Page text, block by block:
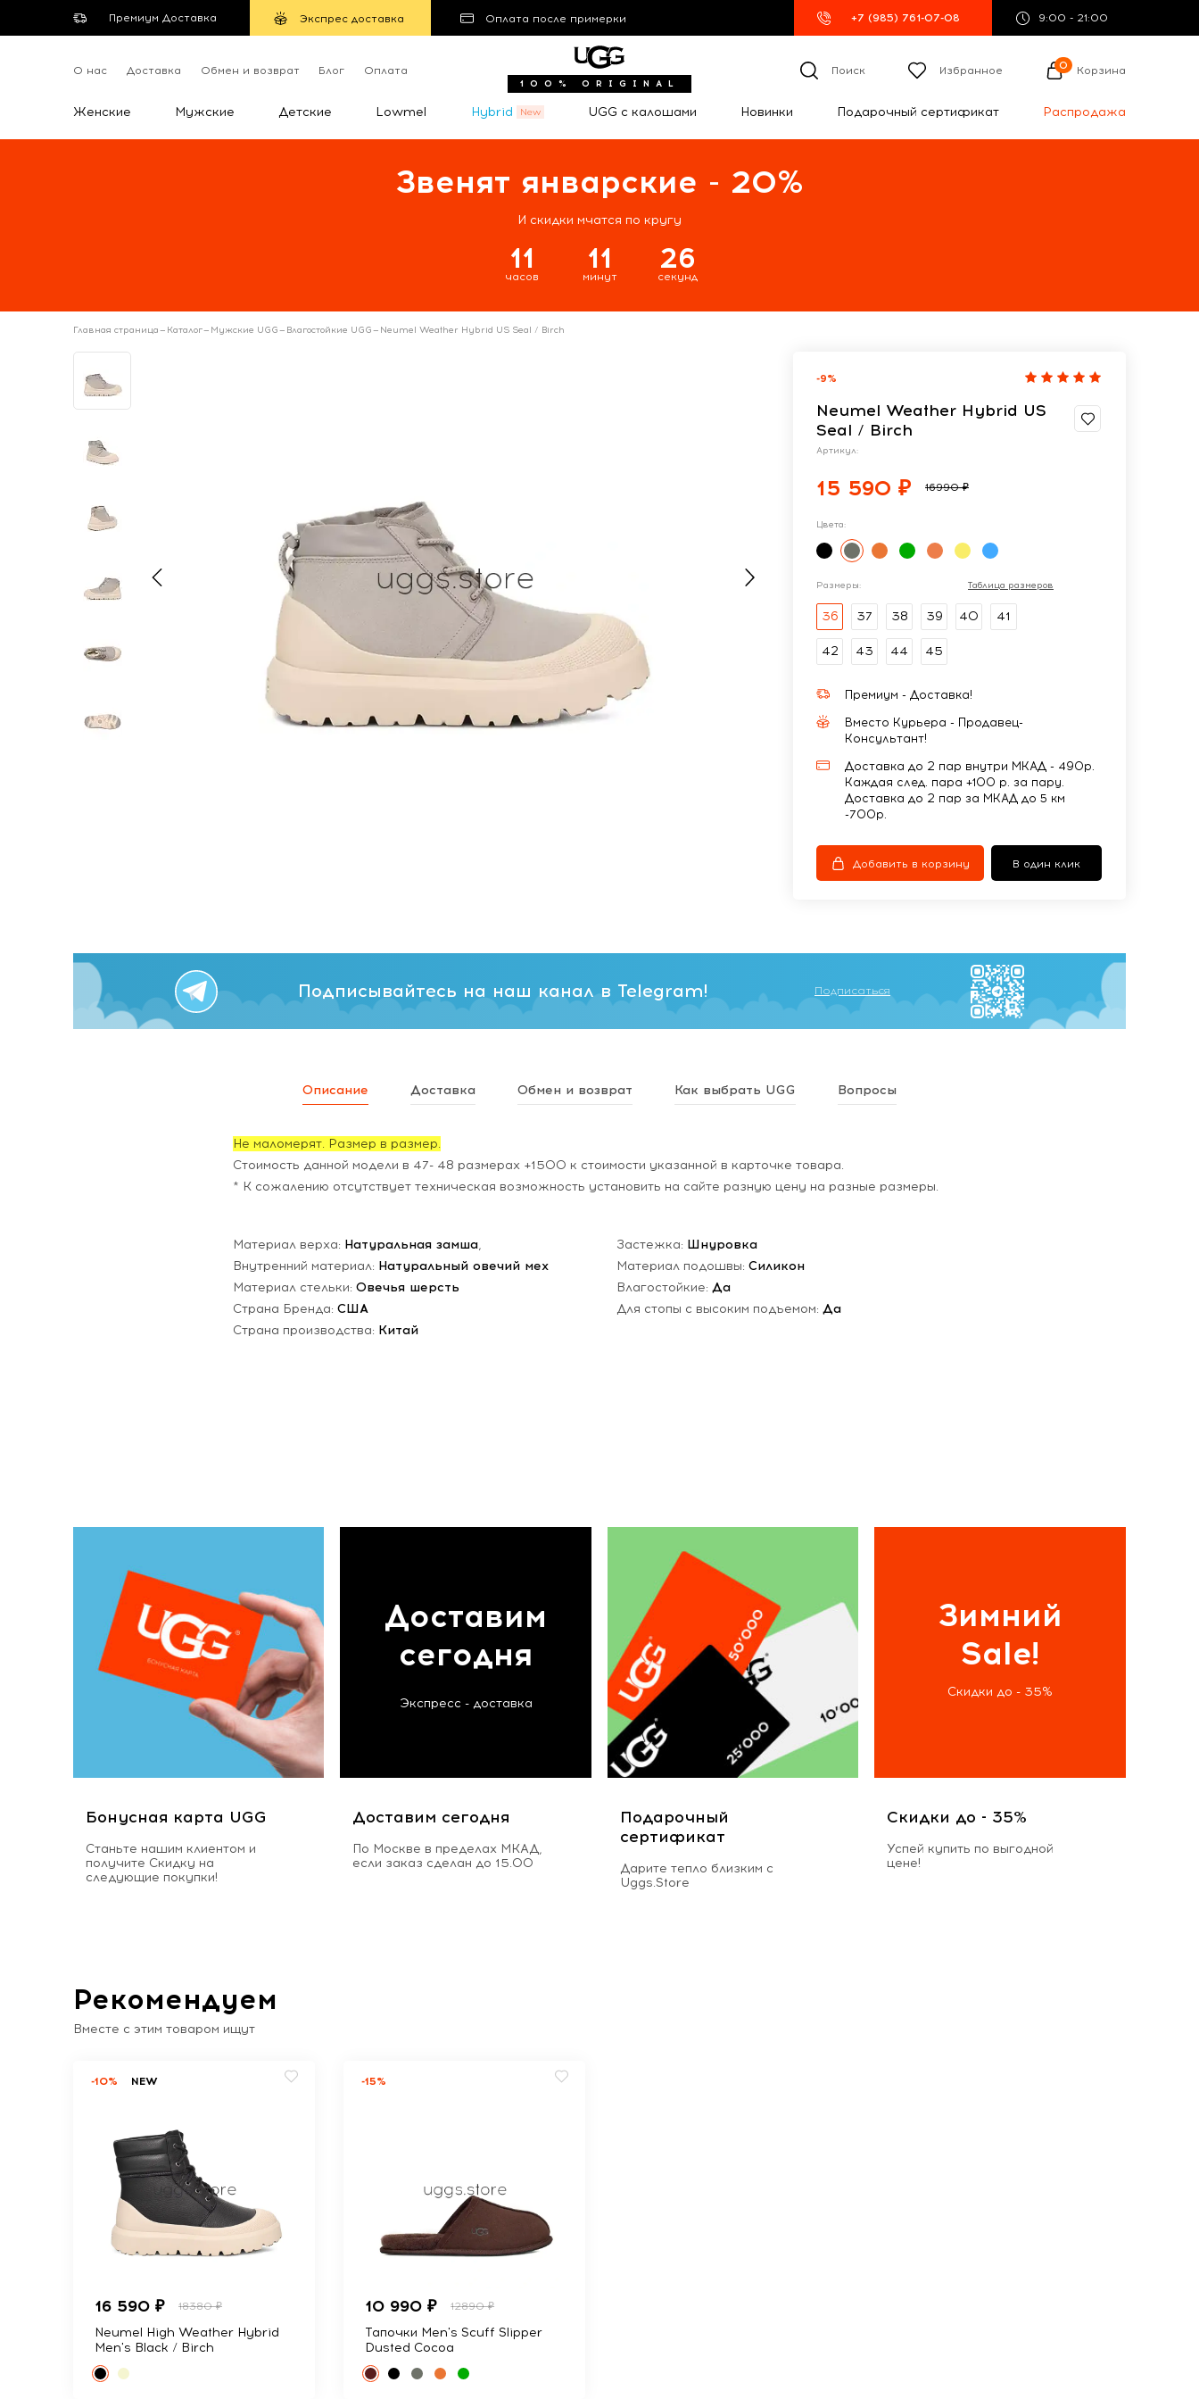
Премиум Доставка Экспрес доставка Оплата после примерки +7 (985) 761-07-08 9:00 - 21:00
О нас Доставка Обмен и возврат Блог Оплата
100% ORIGINAL
Поиск Избранное 0 Корзина
Женские Мужские Детские Lowmel Hybrid UGG с калошами Новинки Подарочный сертификат Распродажа
Звенят январские - 20%
И скидки мчатся по кругу
11
часов
11
минут
26
секунд
Главная страница— Каталог— Мужские UGG— Влагостойкие UGG— Neumel Weather Hybrid US Seal / Birch
-9%
Neumel Weather Hybrid US
Seal / Birch
Артикул:
15 590 ₽ 16990 ₽
Цвета:
Размеры: Таблица размеров
36 37 38 39 40 41
42 43 44 45
Премиум - Доставка!
Вместо Курьера - Продавец-
Консультант!
Доставка до 2 пар внутри МКАД - 490р.
Каждая след. пара +100 р. за пару.
Доставка до 2 пар за МКАД до 5 км
-700р.
Добавить в корзину В один клик
Подписывайтесь на наш канал в Telegram! Подписаться
Описание Доставка Обмен и возврат Как выбрать UGG Вопросы
Не маломерят. Размер в размер.
Стоимость данной модели в 47- 48 размерах +1500 к стоимости указанной в карточке товара.
* К сожалению отсутствует техническая возможность установить на сайте разную цену на разные размеры.
Материал верха: Натуральная замша,
Внутренний материал: Натуральный овечий мех
Материал стельки: Овечья шерсть
Страна Бренда: США
Страна производства: Китай
Застежка: Шнуровка
Материал подошвы: Силикон
Влагостойкие: Да
Для стопы с высоким подъемом: Да
Бонусная карта UGG
Станьте нашим клиентом и
получите Скидку на
следующие покупки!
Доставим
сегодня
Экспресс - доставка
Доставим сегодня
По Москве в пределах МКАД,
если заказ сделан до 15.00
Подарочный
сертификат
Дарите тепло близким с
Uggs.Store
Зимний
Sale!
Скидки до - 35%
Скидки до - 35%
Успей купить по выгодной
цене!
Рекомендуем
Вместе с этим товаром ищут
-10% NEW
16 590 ₽ 18380 ₽
Neumel High Weather Hybrid
Men's Black / Birch
-15%
10 990 ₽ 12890 ₽
Тапочки Men's Scuff Slipper
Dusted Cocoa